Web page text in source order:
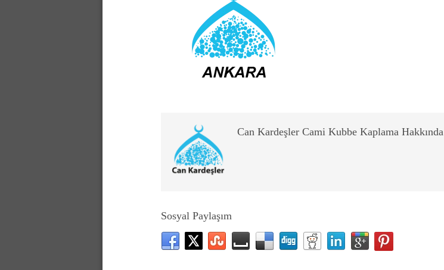
Can Kardeşler Cami Kubbe Kaplama Hakkında
Sosyal Paylaşım